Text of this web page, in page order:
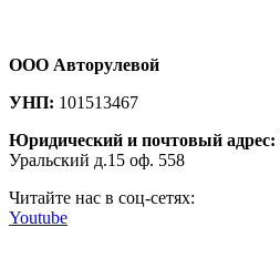
ООО Авторулевой
УНП: 101513467
Юридический и почтовый адрес:
Уральский д.15 оф. 558
Читайте нас в соц-сетях:
Youtube